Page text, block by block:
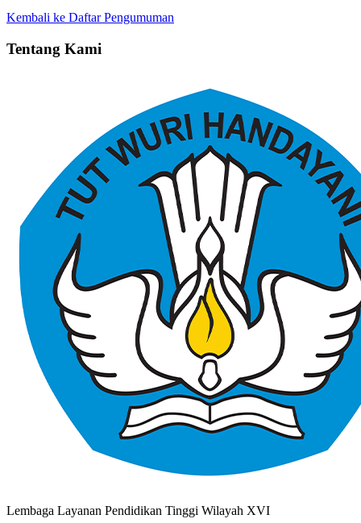
Kembali ke Daftar Pengumuman
Tentang Kami
Lembaga Layanan Pendidikan Tinggi Wilayah XVI